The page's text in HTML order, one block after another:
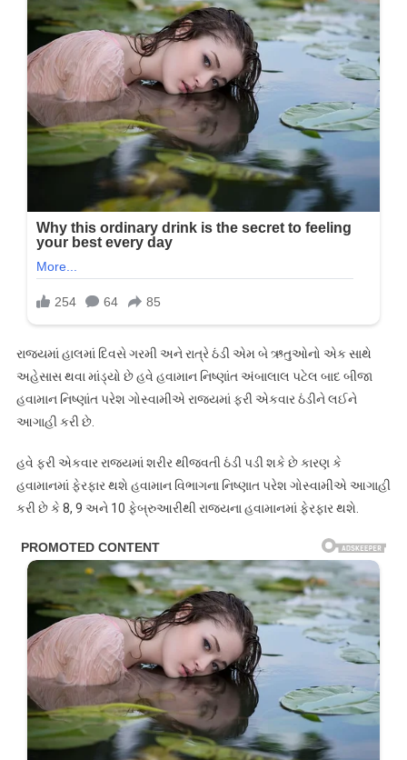
રાજ્યમાં હાલમાં દિવસે ગરમી અને રાત્રે ઠંડી એમ બે ઋતુઓનો એક સાથે
અહેસાસ થવા માંડ્યો છે હવે હવામાન નિષ્ણાંત અંબાલાલ પટેલ બાદ બીજા
હવામાન નિષ્ણાંત પરેશ ગોસ્વામીએ રાજ્યમાં ફરી એકવાર ઠંડીને લઈને
આગાહી કરી છે.
હવે ફરી એકવાર રાજ્યમાં શરીર થીજવતી ઠંડી પડી શકે છે કારણ કે
હવામાનમાં ફેરફાર થશે હવામાન વિભાગના નિષ્ણાત પરેશ ગોસ્વામીએ આગાહી
કરી છે કે 8, 9 અને 10 ફેબ્રુઆરીથી રાજ્યના હવામાનમાં ફેરફાર થશે.